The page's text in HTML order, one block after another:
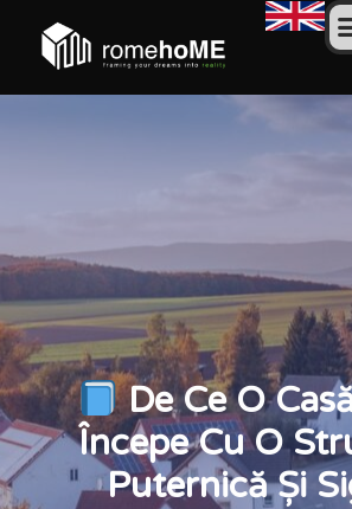
De Ce O
Începe Cu O
Puternică Și